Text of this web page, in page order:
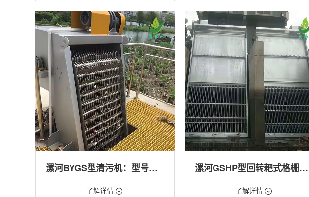
机,回转式清污机
用途：泵站,污水处理,水电站,自来水厂,渠道,水
产养殖,化工,纺织,给排水工程
机
用途：泵站,污水处理,水电站,自来水厂,给排水
工程
漯河BYGS型清污机：型号多样应用广泛
价格：1.23万/台了解详情
漯河GSHP型回转耙式格栅清污机
价格：1.18万/台了解详情